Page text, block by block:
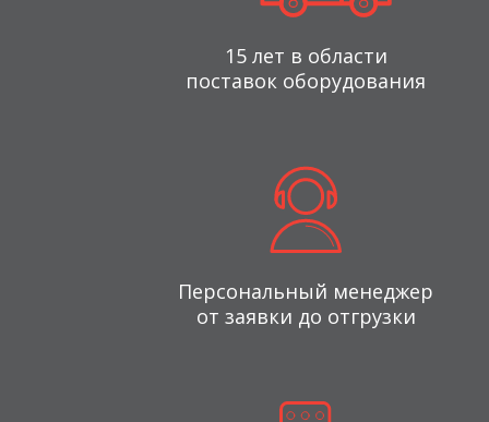
15 лет в области
поставок оборудования
Персональный менеджер
от заявки до отгрузки